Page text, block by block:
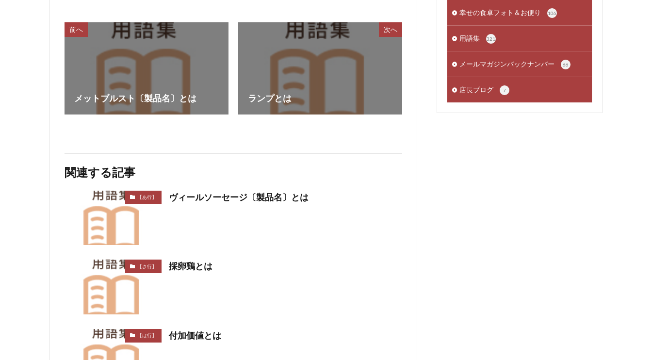
前へ
メットブルスト〔製品名〕とは
次へ
ランプとは
関連する記事
【あ行】 ヴィールソーセージ〔製品名〕とは
【さ行】 採卵鶏とは
【は行】 付加価値とは
幸せの食卓フォト＆お便り 106
用語集 321
メールマガジンバックナンバー 66
店長ブログ 7